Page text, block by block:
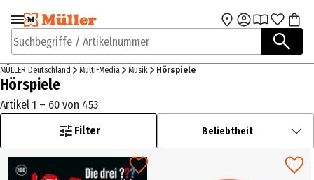
Zur Navigation
springen
Zum Hauptinhalt
Suchbegriffe / Artikelnummer
MÜLLER Deutschland Multi-Media Musik Hörspiele
Hörspiele
Artikel 1 – 60 von 453
Filter
Beliebtheit